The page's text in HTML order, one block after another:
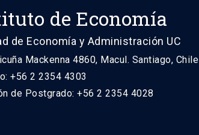
de Economía
de Economía y Administración UC
Mackenna 4860, Macul. Santiago, Chile
+56 2 2354 4303
de Postgrado: +56 2 2354 4028